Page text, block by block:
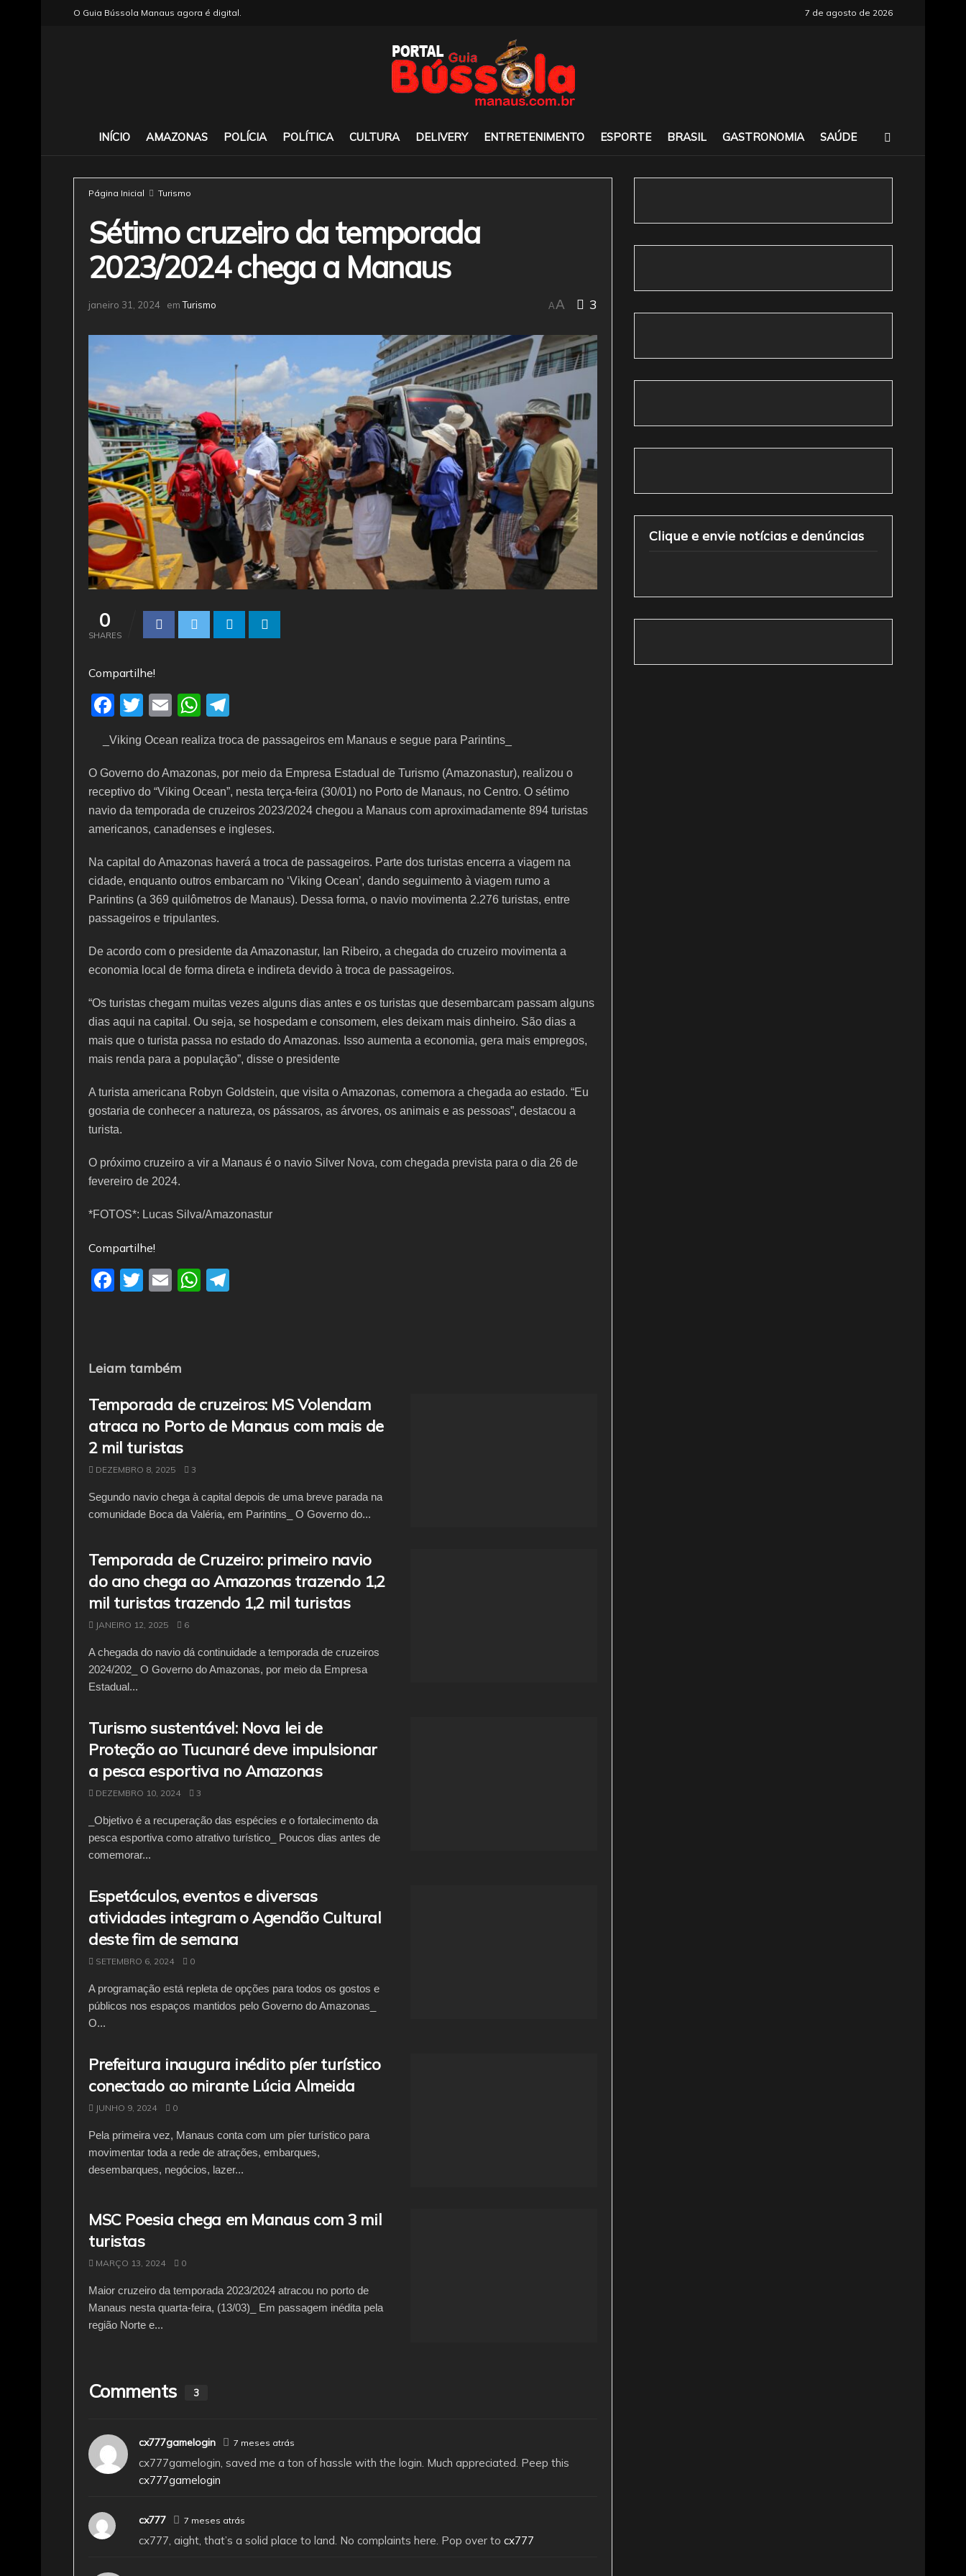
O Guia Bússola Manaus agora é digital. 7 de agosto de 2026
INÍCIO AMAZONAS POLÍCIA POLÍTICA CULTURA DELIVERY ENTRETENIMENTO ESPORTE BRASIL GASTRONOMIA SAÚDE
Página Inicial Turismo
Sétimo cruzeiro da temporada
2023/2024 chega a Manaus
janeiro 31, 2024 em Turismo AA 3
0
SHARES
Compartilhe!
F
a
c
e
b
o
o
k
T
w
itt
er
E
ai
l
W
h
at
s
A
p
p
e
gr
a
m
_Viking Ocean realiza troca de passageiros em Manaus e segue para Parintins_
O Governo do Amazonas, por meio da Empresa Estadual de Turismo (Amazonastur), realizou o
receptivo do “Viking Ocean”, nesta terça-feira (30/01) no Porto de Manaus, no Centro. O sétimo
navio da temporada de cruzeiros 2023/2024 chegou a Manaus com aproximadamente 894 turistas
americanos, canadenses e ingleses.
Na capital do Amazonas haverá a troca de passageiros. Parte dos turistas encerra a viagem na
cidade, enquanto outros embarcam no ‘Viking Ocean’, dando seguimento à viagem rumo a
Parintins (a 369 quilômetros de Manaus). Dessa forma, o navio movimenta 2.276 turistas, entre
passageiros e tripulantes.
De acordo com o presidente da Amazonastur, Ian Ribeiro, a chegada do cruzeiro movimenta a
economia local de forma direta e indireta devido à troca de passageiros.
“Os turistas chegam muitas vezes alguns dias antes e os turistas que desembarcam passam alguns
dias aqui na capital. Ou seja, se hospedam e consomem, eles deixam mais dinheiro. São dias a
mais que o turista passa no estado do Amazonas. Isso aumenta a economia, gera mais empregos,
mais renda para a população”, disse o presidente
A turista americana Robyn Goldstein, que visita o Amazonas, comemora a chegada ao estado. “Eu
gostaria de conhecer a natureza, os pássaros, as árvores, os animais e as pessoas”, destacou a
turista.
O próximo cruzeiro a vir a Manaus é o navio Silver Nova, com chegada prevista para o dia 26 de
fevereiro de 2024.
*FOTOS*: Lucas Silva/Amazonastur
Compartilhe!
F
b
o
o
k
T
E
W
p
p
m
Leiam também
Temporada de cruzeiros: MS Volendam
atraca no Porto de Manaus com mais de
2 mil turistas
DEZEMBRO 8, 2025 3
Segundo navio chega à capital depois de uma breve parada na
comunidade Boca da Valéria, em Parintins_ O Governo do...
Temporada de Cruzeiro: primeiro navio
do ano chega ao Amazonas trazendo 1,2
mil turistas trazendo 1,2 mil turistas
JANEIRO 12, 2025 6
A chegada do navio dá continuidade a temporada de cruzeiros
2024/202_ O Governo do Amazonas, por meio da Empresa
Estadual...
Turismo sustentável: Nova lei de
Proteção ao Tucunaré deve impulsionar
a pesca esportiva no Amazonas
DEZEMBRO 10, 2024 3
_Objetivo é a recuperação das espécies e o fortalecimento da
pesca esportiva como atrativo turístico_ Poucos dias antes de
comemorar...
Espetáculos, eventos e diversas
atividades integram o Agendão Cultural
deste fim de semana
SETEMBRO 6, 2024 0
A programação está repleta de opções para todos os gostos e
públicos nos espaços mantidos pelo Governo do Amazonas_
O...
Prefeitura inaugura inédito píer turístico
conectado ao mirante Lúcia Almeida
JUNHO 9, 2024 0
Pela primeira vez, Manaus conta com um píer turístico para
movimentar toda a rede de atrações, embarques,
desembarques, negócios, lazer...
MSC Poesia chega em Manaus com 3 mil
turistas
MARÇO 13, 2024 0
Maior cruzeiro da temporada 2023/2024 atracou no porto de
Manaus nesta quarta-feira, (13/03)_ Em passagem inédita pela
região Norte e...
Comments 3
cx777gamelogin 7 meses atrás
cx777gamelogin, saved me a ton of hassle with the login. Much appreciated. Peep this
cx777gamelogin
cx777 7 meses atrás
cx777, aight, that’s a solid place to land. No complaints here. Pop over to cx777
Clique e envie notícias e denúncias